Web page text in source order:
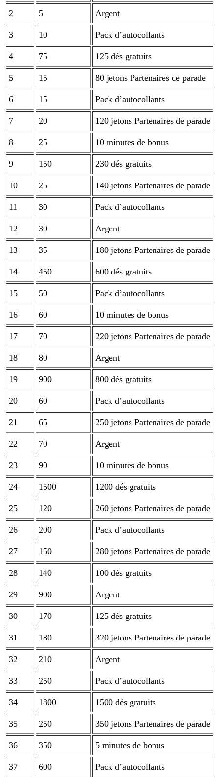
2 5 Argent
3 10 Pack d’autocollants
4 75 125 dés gratuits
5 15 80 jetons Partenaires de parade
6 15 Pack d’autocollants
7 20 120 jetons Partenaires de parade
8 25 10 minutes de bonus
9 150 230 dés gratuits
10 25 140 jetons Partenaires de parade
11 30 Pack d’autocollants
12 30 Argent
13 35 180 jetons Partenaires de parade
14 450 600 dés gratuits
15 50 Pack d’autocollants
16 60 10 minutes de bonus
17 70 220 jetons Partenaires de parade
18 80 Argent
19 900 800 dés gratuits
20 60 Pack d’autocollants
21 65 250 jetons Partenaires de parade
22 70 Argent
23 90 10 minutes de bonus
24 1500 1200 dés gratuits
25 120 260 jetons Partenaires de parade
26 200 Pack d’autocollants
27 150 280 jetons Partenaires de parade
28 140 100 dés gratuits
29 900 Argent
30 170 125 dés gratuits
31 180 320 jetons Partenaires de parade
32 210 Argent
33 250 Pack d’autocollants
34 1800 1500 dés gratuits
35 250 350 jetons Partenaires de parade
36 350 5 minutes de bonus
37 600 Pack d’autocollants